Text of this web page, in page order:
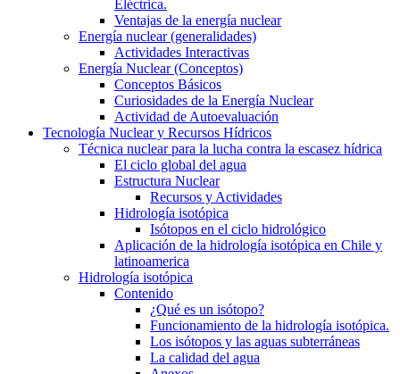
Eléctrica.
Ventajas de la energía nuclear
Energía nuclear (generalidades)
Actividades Interactivas
Energía Nuclear (Conceptos)
Conceptos Básicos
Curiosidades de la Energía Nuclear
Actividad de Autoevaluación
Tecnología Nuclear y Recursos Hídricos
Técnica nuclear para la lucha contra la escasez hídrica
El ciclo global del agua
Estructura Nuclear
Recursos y Actividades
Hidrología isotópica
Isótopos en el ciclo hidrológico
Aplicación de la hidrología isotópica en Chile y
latinoamerica
Hidrología isotópica
Contenido
¿Qué es un isótopo?
Funcionamiento de la hidrología isotópica.
Los isótopos y las aguas subterráneas
La calidad del agua